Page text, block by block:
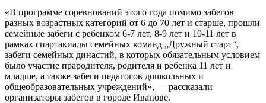
«В программе соревнований этого года помимо забегов
разных возрастных категорий от 6 до 70 лет и старше, прошли
семейные забеги с ребенком 6-7 лет, 8-9 лет и 10-11 лет в
рамках спартакиады семейных команд „Дружный старт“,
забеги семейных династий, в которых обязательным условием
было участие прародителя, родителя и ребенка 11 лет и
младше, а также забеги педагогов дошкольных и
общеобразовательных учреждений», — рассказали
организаторы забегов в городе Иванове.